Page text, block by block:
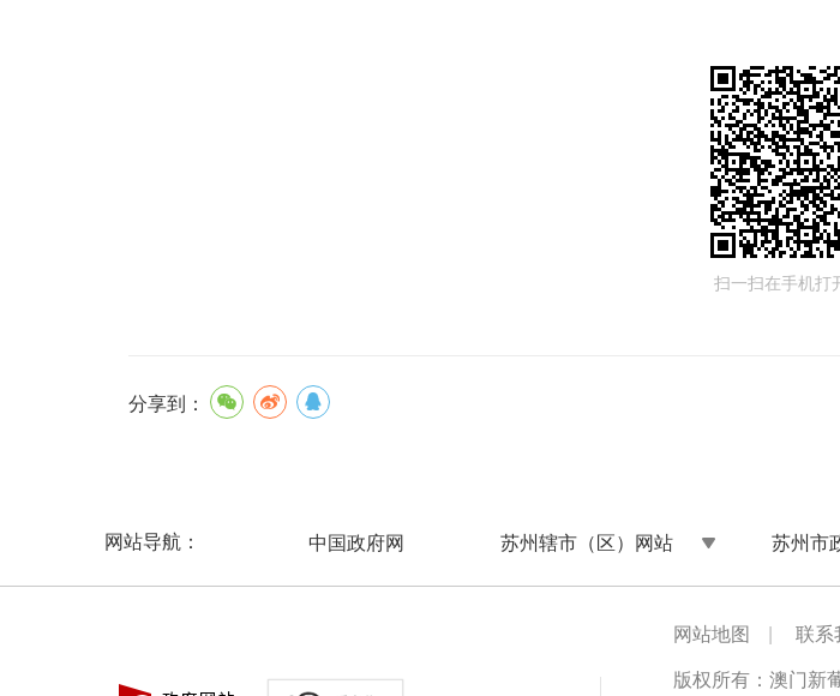
扫一扫在手机打
分享到：
网站导航： 中国政府网 苏州辖市（区）网站 苏州市
网站地图 |
联系
版权所有：澳门新